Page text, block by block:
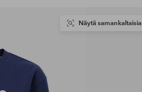
Näytä samankaltaisia